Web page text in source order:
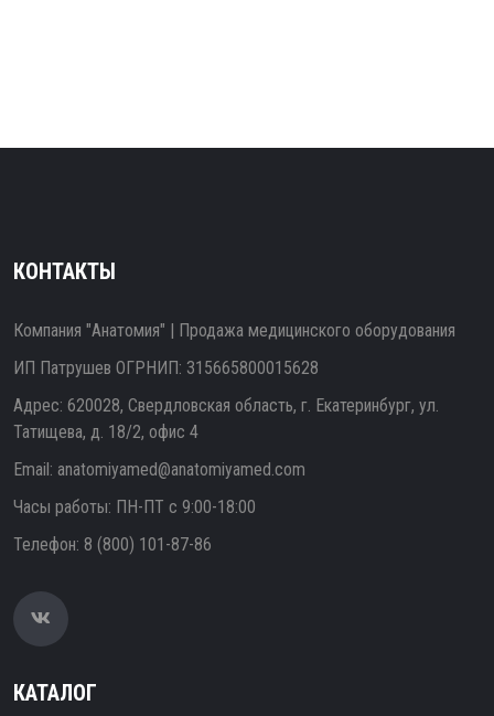
КОНТАКТЫ
Компания "Анатомия" | Продажа медицинского оборудования
ИП Патрушев ОГРНИП: 315665800015628
Адрес: 620028, Свердловская область, г. Екатеринбург, ул.
Татищева, д. 18/2, офис 4
Email: anatomiyamed@anatomiyamed.com
Часы работы: ПН-ПТ с 9:00-18:00
Телефон: 8 (800) 101-87-86
КАТАЛОГ